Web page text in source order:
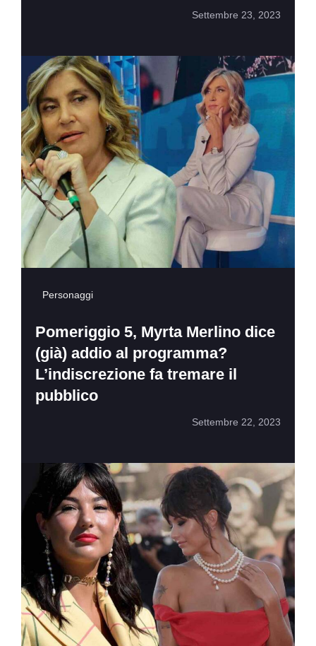
Settembre 23, 2023
Personaggi
Pomeriggio 5, Myrta Merlino dice
(già) addio al programma?
L’indiscrezione fa tremare il
pubblico
Settembre 22, 2023